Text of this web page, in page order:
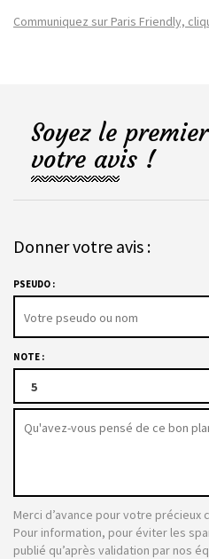
Communiquez sur Paris Friendly,
Soyez le
votre avis !
Donner votre avis :
PSEUDO :
NOTE :
5
Merci d’avance pour votre précieux
Pour information, pour éviter les
publié qu’après validation par nos